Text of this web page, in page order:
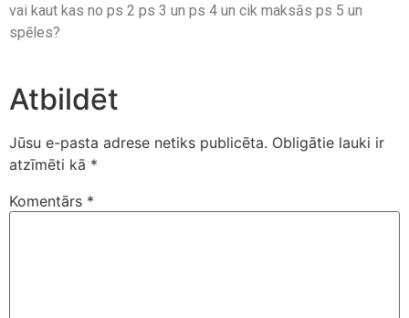
vai kaut kas no ps 2 ps 3 un ps 4 un cik maksās ps 5 un
spēles?
Atbildēt
Jūsu e-pasta adrese netiks publicēta. Obligātie lauki ir
atzīmēti kā *
Komentārs *